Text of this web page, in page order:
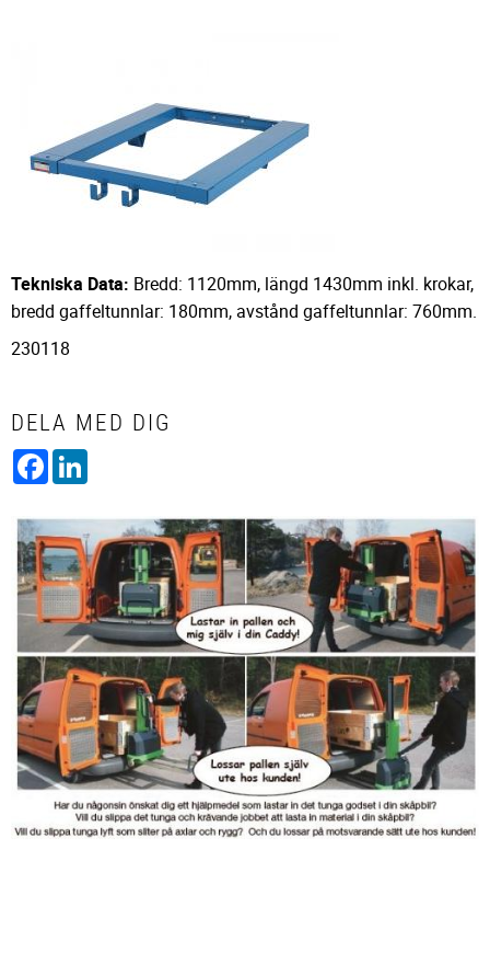
Tekniska Data: Bredd: 1120mm, längd 1430mm inkl. krokar,
bredd gaffeltunnlar: 180mm, avstånd gaffeltunnlar: 760mm.
230118
DELA MED DIG
Facebook